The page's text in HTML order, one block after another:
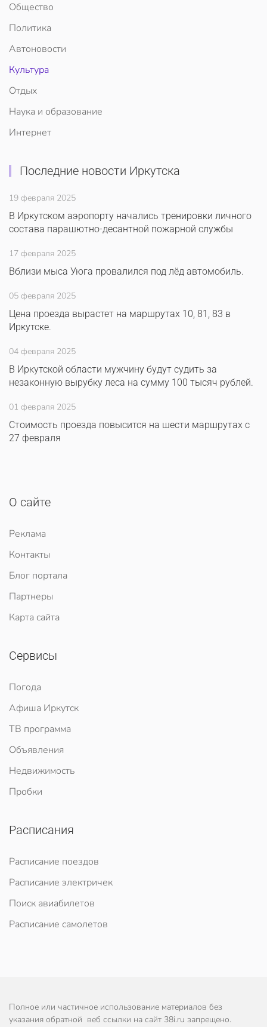
Общество
Политика
Автоновости
Культура
Отдых
Наука и образование
Интернет
Последние новости Иркутска
19 февраля 2025
В Иркутском аэропорту начались тренировки личного
состава парашютно-десантной пожарной службы
17 февраля 2025
Вблизи мыса Уюга провалился под лёд автомобиль.
05 февраля 2025
Цена проезда вырастет на маршрутах 10, 81, 83 в
Иркутске.
04 февраля 2025
В Иркутской области мужчину будут судить за
незаконную вырубку леса на сумму 100 тысяч рублей.
01 февраля 2025
Стоимость проезда повысится на шести маршрутах с
27 февраля
О сайте
Реклама
Контакты
Блог портала
Партнеры
Карта сайта
Сервисы
Погода
Афиша Иркутск
ТВ программа
Объявления
Недвижимость
Пробки
Расписания
Расписание поездов
Расписание электричек
Поиск авиабилетов
Расписание самолетов
Полное или частичное использование материалов без
указания обратной веб ссылки на сайт 38i.ru запрещено.